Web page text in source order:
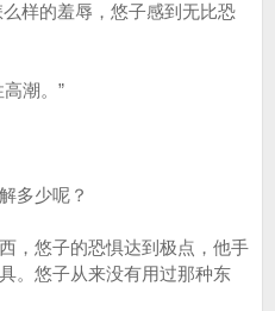
样的羞辱，悠子感到无比恐
潮。”
多少呢？
悠子的恐惧达到极点，他手
。悠子从来没有用过那种东